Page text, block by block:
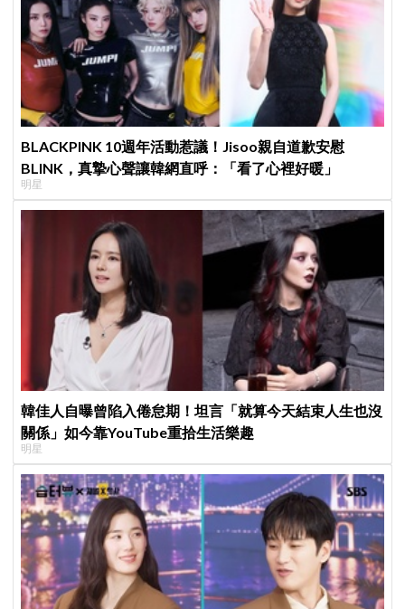
BLACKPINK 10週年活動惹議！Jisoo親自道歉安慰
BLINK，真摯心聲讓韓網直呼：「看了心裡好暖」
明星
韓佳人自曝曾陷入倦怠期！坦言「就算今天結束人生也沒
關係」如今靠YouTube重拾生活樂趣
明星